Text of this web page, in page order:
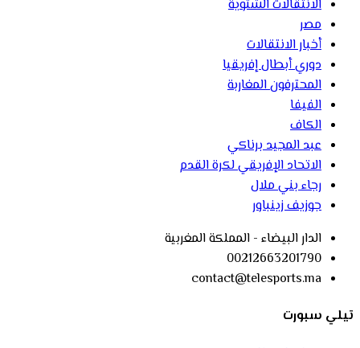
الانتقالات الشتوية
مصر
أخبار الانتقالات
دوري أبطال إفريقيا
المحترفون المغاربة
الفيفا
الكاف
عبد المجيد برناكي
الاتحاد الإفريقي لكرة القدم
رجاء بني ملال
جوزيف زينباور
الدار البيضاء - المملكة المغربية
00212663201790
contact@telesports.ma
تيلي سبورت